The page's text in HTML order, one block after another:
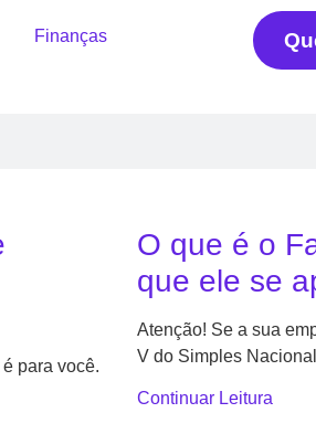
Finanças
dependente da tecnologia.
para você.
O que é o
que ele se
Atenção! Se a sua
V do Simples
Continuar Leitura